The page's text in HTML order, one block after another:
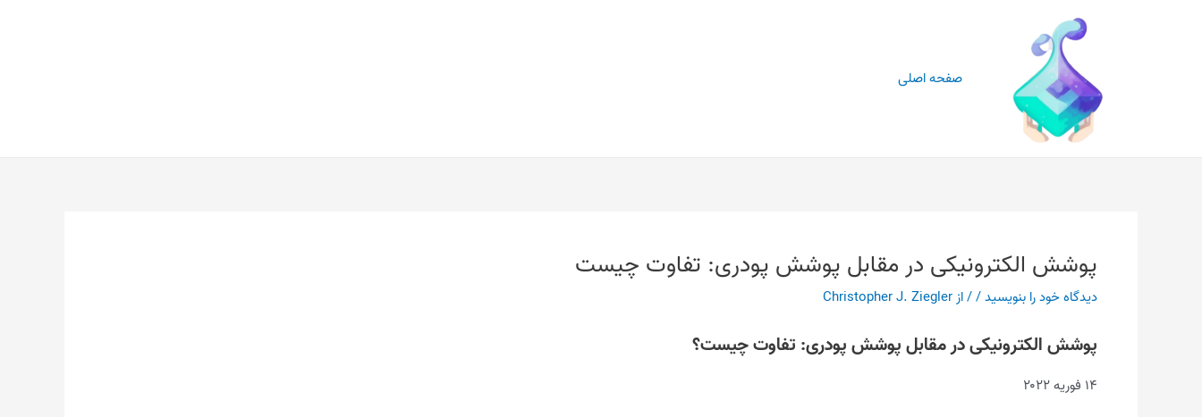
صفحه اصلی
پوشش الکترونیکی در مقابل پوشش پودری: تفاوت چیست
دیدگاه‌ خود را بنویسید// ازChristopher J. Ziegler
پوشش الکترونیکی در مقابل پوشش پودری: تفاوت چیست؟
۱۴ فوریه ۲۰۲۲
نوشته